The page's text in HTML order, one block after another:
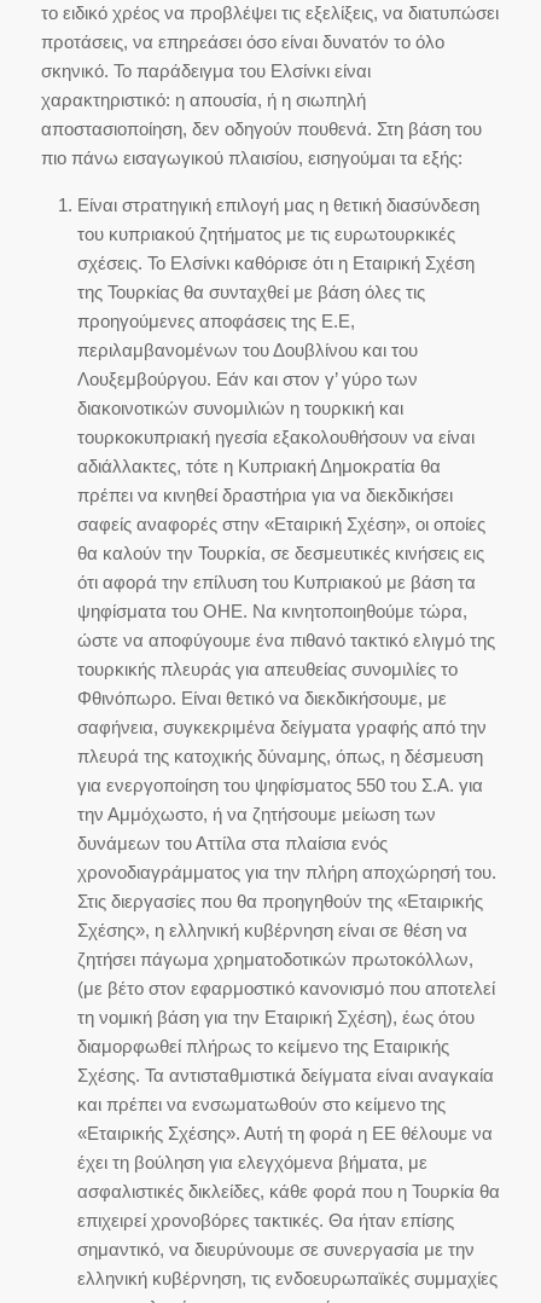
το ειδικό χρέος να προβλέψει τις εξελίξεις, να διατυπώσει
προτάσεις, να επηρεάσει όσο είναι δυνατόν το όλο
σκηνικό. Το παράδειγμα του Ελσίνκι είναι
χαρακτηριστικό: η απουσία, ή η σιωπηλή
αποστασιοποίηση, δεν οδηγούν πουθενά. Στη βάση του
πιο πάνω εισαγωγικού πλαισίου, εισηγούμαι τα εξής:
Είναι στρατηγική επιλογή μας η θετική διασύνδεση
του κυπριακού ζητήματος με τις ευρωτουρκικές
σχέσεις. Το Ελσίνκι καθόρισε ότι η Εταιρική Σχέση
της Τουρκίας θα συνταχθεί με βάση όλες τις
προηγούμενες αποφάσεις της Ε.Ε,
περιλαμβανομένων του Δουβλίνου και του
Λουξεμβούργου. Εάν και στον γ’ γύρο των
διακοινοτικών συνομιλιών η τουρκική και
τουρκοκυπριακή ηγεσία εξακολουθήσουν να είναι
αδιάλλακτες, τότε η Κυπριακή Δημοκρατία θα
πρέπει να κινηθεί δραστήρια για να διεκδικήσει
σαφείς αναφορές στην «Εταιρική Σχέση», οι οποίες
θα καλούν την Τουρκία, σε δεσμευτικές κινήσεις εις
ότι αφορά την επίλυση του Κυπριακού με βάση τα
ψηφίσματα του ΟΗΕ. Να κινητοποιηθούμε τώρα,
ώστε να αποφύγουμε ένα πιθανό τακτικό ελιγμό της
τουρκικής πλευράς για απευθείας συνομιλίες το
Φθινόπωρο. Είναι θετικό να διεκδικήσουμε, με
σαφήνεια, συγκεκριμένα δείγματα γραφής από την
πλευρά της κατοχικής δύναμης, όπως, η δέσμευση
για ενεργοποίηση του ψηφίσματος 550 του Σ.Α. για
την Αμμόχωστο, ή να ζητήσουμε μείωση των
δυνάμεων του Αττίλα στα πλαίσια ενός
χρονοδιαγράμματος για την πλήρη αποχώρησή του.
Στις διεργασίες που θα προηγηθούν της «Εταιρικής
Σχέσης», η ελληνική κυβέρνηση είναι σε θέση να
ζητήσει πάγωμα χρηματοδοτικών πρωτοκόλλων,
(με βέτο στον εφαρμοστικό κανονισμό που αποτελεί
τη νομική βάση για την Εταιρική Σχέση), έως ότου
διαμορφωθεί πλήρως το κείμενο της Εταιρικής
Σχέσης. Τα αντισταθμιστικά δείγματα είναι αναγκαία
και πρέπει να ενσωματωθούν στο κείμενο της
«Εταιρικής Σχέσης». Αυτή τη φορά η ΕΕ θέλουμε να
έχει τη βούληση για ελεγχόμενα βήματα, με
ασφαλιστικές δικλείδες, κάθε φορά που η Τουρκία θα
επιχειρεί χρονοβόρες τακτικές. Θα ήταν επίσης
σημαντικό, να διευρύνουμε σε συνεργασία με την
ελληνική κυβέρνηση, τις ενδοευρωπαϊκές συμμαχίες